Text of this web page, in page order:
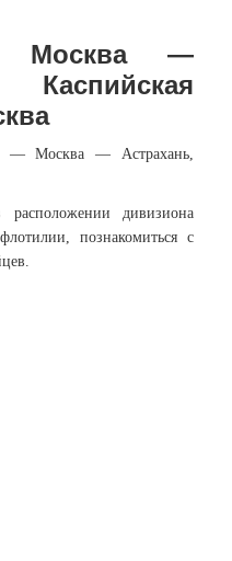
Москва —
— Москва — Астрахань,
дивизиона
познакомиться с